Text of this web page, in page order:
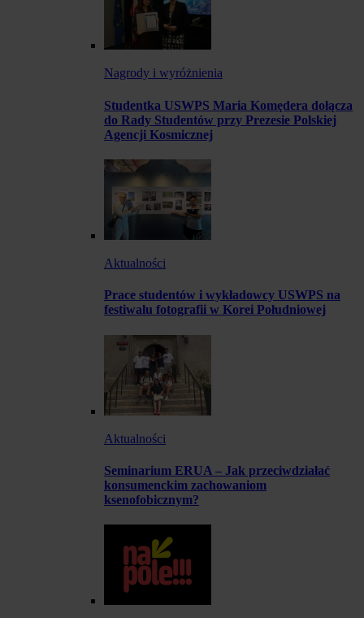
Nagrody i wyróżnienia
Studentka USWPS Maria Komędera dołącza
do Rady Studentów przy Prezesie Polskiej
Agencji Kosmicznej
Aktualności
Prace studentów i wykładowcy USWPS na
festiwalu fotografii w Korei Południowej
Aktualności
Seminarium ERUA – Jak przeciwdziałać
konsumenckim zachowaniom
ksenofobicznym?